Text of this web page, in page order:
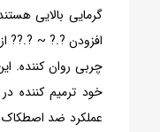
گرمایی بالایی
افزودن ?.? ~ ?.??
چربی روان کننده.
خود ترمیم
عملکرد ضد